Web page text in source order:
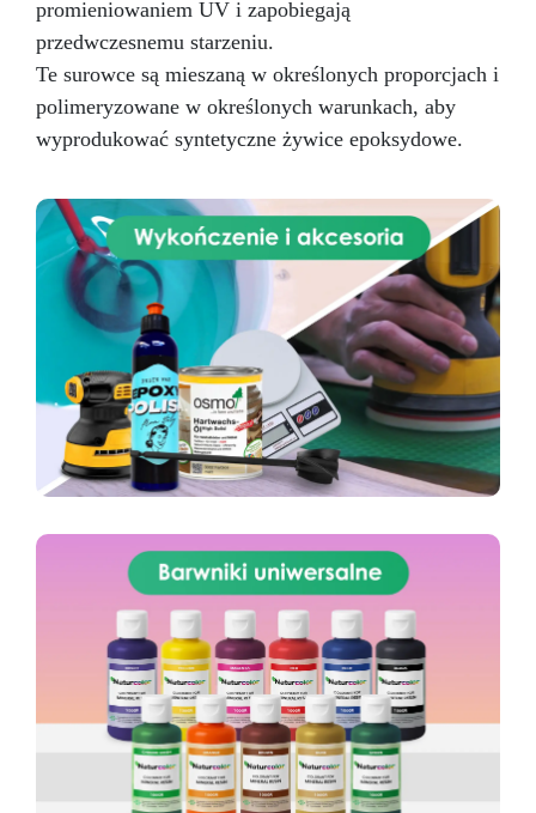
promieniowaniem UV i zapobiegają
przedwczesnemu starzeniu.
Te surowce są mieszaną w określonych proporcjach i
polimeryzowane w określonych warunkach, aby
wyprodukować syntetyczne żywice epoksydowe.